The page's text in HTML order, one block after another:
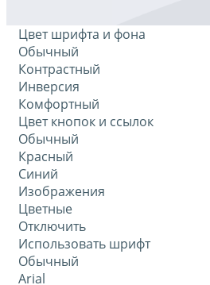
Цвет шрифта и фона
Обычный
Контрастный
Инверсия
Комфортный
Цвет кнопок и ссылок
Обычный
Красный
Синий
Изображения
Цветные
Отключить
Использовать шрифт
Обычный
Arial